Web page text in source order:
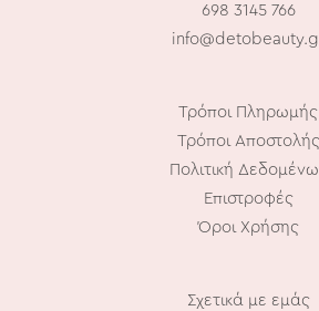
698 3145 766
Τρόποι Πληρωμής
Τρόποι Αποστολής
Πολιτική
Επιστροφές
Όροι Χρήσης
Σχετικά με εμάς